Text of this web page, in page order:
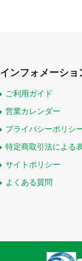
インフォメーショ
ご利用ガイド
営業カレンダー
プライバシーポリシ
特定商取引法による
サイトポリシー
よくある質問